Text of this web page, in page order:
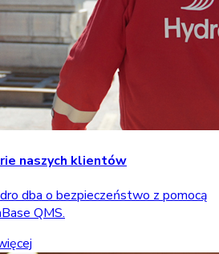
naszych klientów
dba o bezpieczeństwo z pomocą
QMS.